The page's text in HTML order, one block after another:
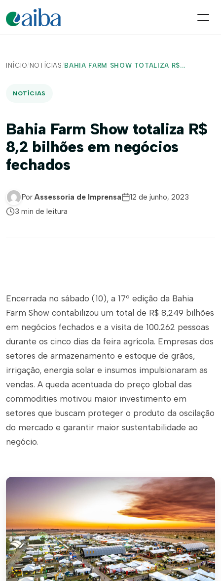
INÍCIO/ NOTÍCIAS / BAHIA FARM SHOW TOTALIZA R$...
NOTÍCIAS
Bahia Farm Show totaliza R$
8,2 bilhões em negócios
fechados
Por Assessoria de Imprensa
12 de junho, 2023
3 min de leitura
Encerrada no sábado (10), a 17ª edição da Bahia
Farm Show contabilizou um total de R$ 8,249 bilhões
em negócios fechados e a visita de 100.262 pessoas
durante os cinco dias da feira agrícola. Empresas dos
setores de armazenamento e estoque de grãos,
irrigação, energia solar e insumos impulsionaram as
vendas. A queda acentuada do preço global das
commodities motivou maior investimento em
setores que buscam proteger o produto da oscilação
do mercado e garantir maior sustentabilidade ao
negócio.